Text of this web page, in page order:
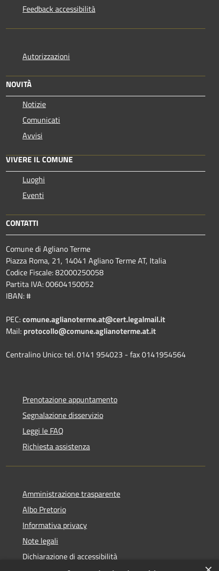
Feedback accessibilità
Autorizzazioni
NOVITÀ
Notizie
Comunicati
Avvisi
VIVERE IL COMUNE
Luoghi
Eventi
CONTATTI
Comune di Agliano Terme
Piazza Roma, 21, 14041 Agliano Terme AT, Italia
Codice Fiscale: 82000250058
Partita IVA: 00604150052
IBAN: #
PEC:comune.aglianoterme.at@cert.legalmail.it
Mail: protocollo@comune.aglianoterme.at.it
Centralino Unico: tel. 0141 954023 - fax 0141954564
Prenotazione appuntamento
Segnalazione disservizio
Leggi le FAQ
Richiesta assistenza
Amministrazione trasparente
Albo Pretorio
Informativa privacy
Note legali
Dichiarazione di accessibilità